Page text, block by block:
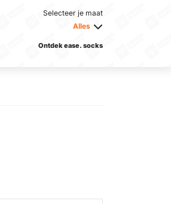
Selecteer je maat
Alles
Ontdek ease. socks